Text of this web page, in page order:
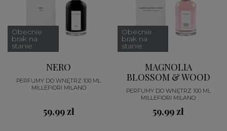
Obecnie
brak na
stanie
NERO
PERFUMY DO WNĘTRZ 100 ML
MILLEFIORI MILANO
59,99 zł
Obecnie
brak na
stanie
MAGNOLIA
BLOSSOM & WOOD
PERFUMY DO WNĘTRZ 100 ML
MILLEFIORI MILANO
59,99 zł